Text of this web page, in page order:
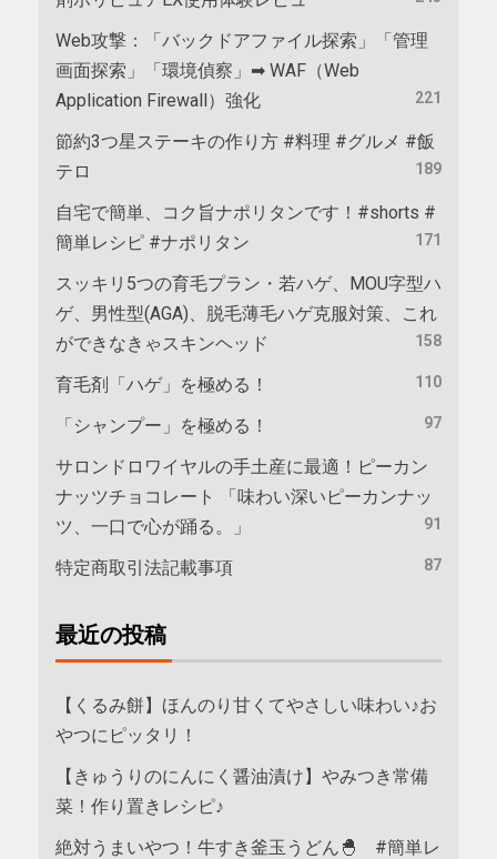
Web攻撃：「バックドアファイル探索」「管理
画面探索」「環境偵察」➡ WAF（Web
Application Firewall）強化
221
節約3つ星ステーキの作り方 #料理 #グルメ #飯
テロ
189
自宅で簡単、コク旨ナポリタンです！#shorts #
簡単レシピ #ナポリタン
171
スッキリ5つの育毛プラン・若ハゲ、MOU字型ハ
ゲ、男性型(AGA)、脱毛薄毛ハゲ克服対策、これ
ができなきゃスキンヘッド
158
育毛剤「ハゲ」を極める！ 110
「シャンプー」を極める！ 97
サロンドロワイヤルの手土産に最適！ピーカン
ナッツチョコレート 「味わい深いピーカンナッ
ツ、一口で心が踊る。」
91
特定商取引法記載事項 87
最近の投稿
【くるみ餅】ほんのり甘くてやさしい味わい♪お
やつにピッタリ！
【きゅうりのにんにく醤油漬け】やみつき常備
菜！作り置きレシピ♪
絶対うまいやつ！牛すき釜玉うどん🐣 #簡単レ